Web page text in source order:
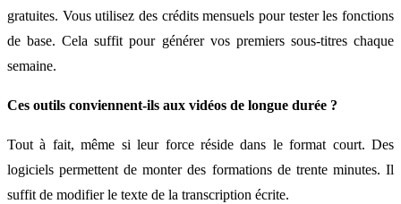
gratuites. Vous utilisez des crédits mensuels pour tester les fonctions
de base. Cela suffit pour générer vos premiers sous-titres chaque
semaine.
Ces outils conviennent-ils aux vidéos de longue durée ?
Tout à fait, même si leur force réside dans le format court. Des
logiciels permettent de monter des formations de trente minutes. Il
suffit de modifier le texte de la transcription écrite.